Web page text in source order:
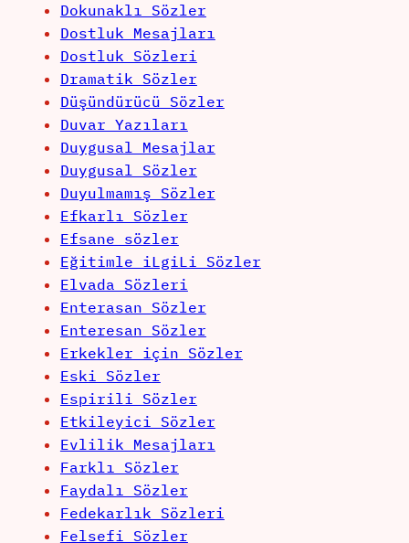
Dokunaklı Sözler
Dostluk Mesajları
Dostluk Sözleri
Dramatik Sözler
Düşündürücü Sözler
Duvar Yazıları
Duygusal Mesajlar
Duygusal Sözler
Duyulmamış Sözler
Efkarlı Sözler
Efsane sözler
Eğitimle iLgiLi Sözler
Elvada Sözleri
Enterasan Sözler
Enteresan Sözler
Erkekler için Sözler
Eski Sözler
Espirili Sözler
Etkileyici Sözler
Evlilik Mesajları
Farklı Sözler
Faydalı Sözler
Fedekarlık Sözleri
Felsefi Sözler